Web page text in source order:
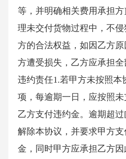
等，并明确相关费用承担
理未交付货物过程中，不
方的合法权益，如因乙方
方遭受损失，乙方应承担全
违约责任1.若甲方未按照本
项，每逾期一日，应按照
乙方支付违约金。逾期超
解除本协议，并要求甲方
金，同时甲方应承担乙方